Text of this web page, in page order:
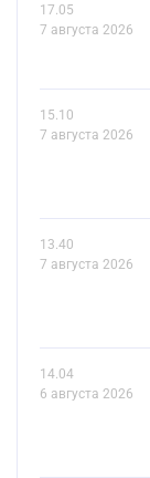
17.05
7 августа 2026
15.10
7 августа 2026
13.40
7 августа 2026
14.04
6 августа 2026